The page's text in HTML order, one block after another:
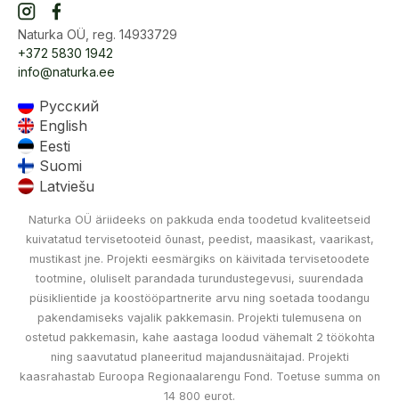
Naturka OÜ, reg. 14933729
+372 5830 1942
info@naturka.ee
Русский
English
Eesti
Suomi
Latviešu
Naturka OÜ äriideeks on pakkuda enda toodetud kvaliteetseid
kuivatatud tervisetooteid õunast, peedist, maasikast, vaarikast,
mustikast jne. Projekti eesmärgiks on käivitada tervisetoodete
tootmine, oluliselt parandada turundustegevusi, suurendada
püsiklientide ja koostööpartnerite arvu ning soetada toodangu
pakendamiseks vajalik pakkemasin. Projekti tulemusena on
ostetud pakkemasin, kahe aastaga loodud vähemalt 2 töökohta
ning saavutatud planeeritud majandusnäitajad. Projekti
kaasrahastab Euroopa Regionaalarengu Fond. Toetuse summa on
14 800 eurot.